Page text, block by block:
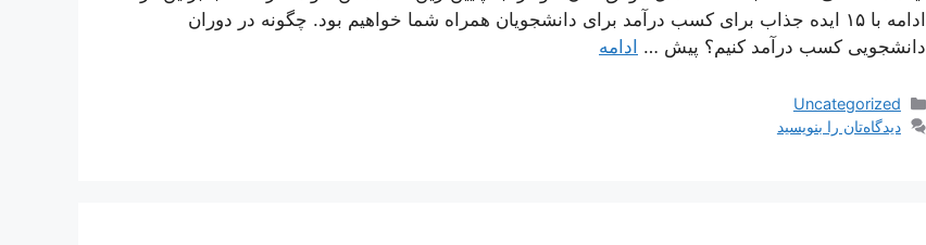
ادامه با ۱۵ ایده جذاب برای کسب درآمد برای دانشجویان همراه شما خواهیم بود. چگونه در دوران
دانشجویی کسب درآمد کنیم؟ پیش … ادامه
دسته‌ها
Uncategorized
دیدگاه‌تان را بنویسید